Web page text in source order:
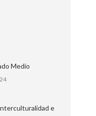
Medio
e